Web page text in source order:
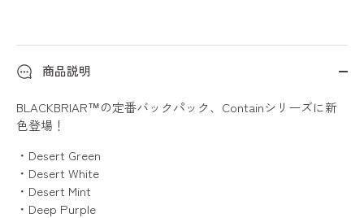
商品説明
BLACKBRIAR™の定番バックパック、Containシリーズに新
色登場！
・Desert Green
・Desert White
・Desert Mint
・Deep Purple